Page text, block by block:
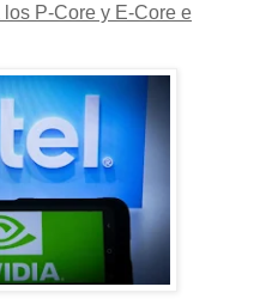
los P-Core y E-Core e